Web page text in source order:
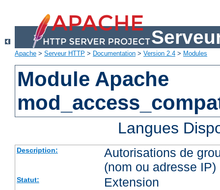
Apache > Serveur HTTP > Documentation > Version 2.4 > Modules
Module Apache
Langues
Description:
Autorisations de
(nom ou adresse IP)
Statut: Extension